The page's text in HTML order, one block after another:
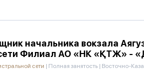
начальника вокзала
Филиал АО «НК «ҚТЖ» -
сети | Полная занятость | Восточно-